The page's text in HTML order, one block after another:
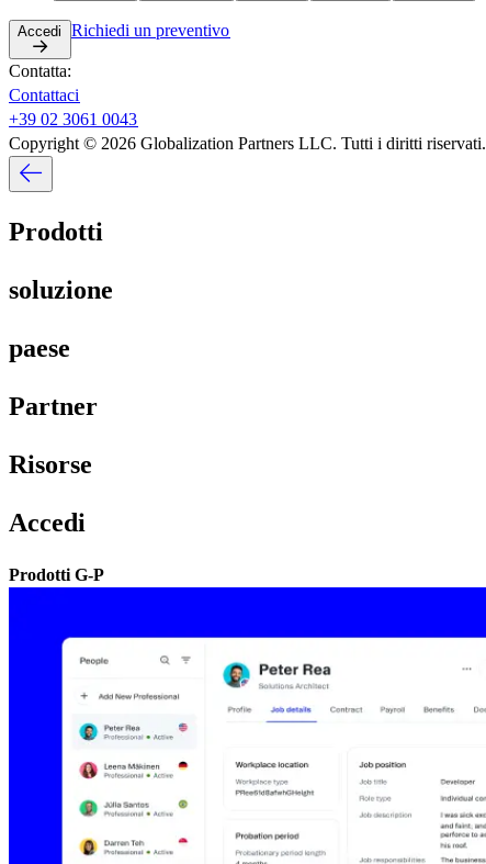
Accedi​​ Richiedi un preventivo​​
Contatta:​​
Contattaci​​
+39 02 3061 0043​​
Copyright © 2026 Globalization Partners LLC. Tutti i diritti riservati.​​
Prodotti​​
soluzione​​
paese​​
Partner​​
Risorse​​
Accedi​​
Prodotti G-P​​